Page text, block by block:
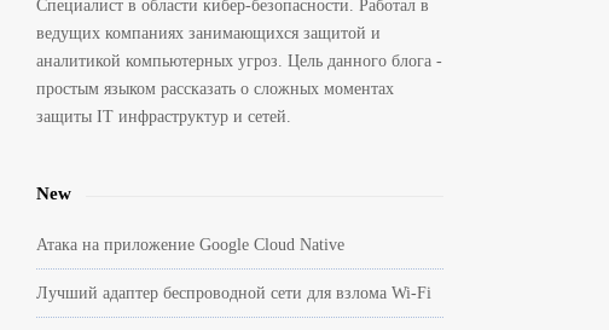
Специалист в области кибер-безопасности. Работал в
ведущих компаниях занимающихся защитой и
аналитикой компьютерных угроз. Цель данного блога -
простым языком рассказать о сложных моментах
защиты IT инфраструктур и сетей.
New
Атака на приложение Google Cloud Native
Лучший адаптер беспроводной сети для взлома Wi-Fi